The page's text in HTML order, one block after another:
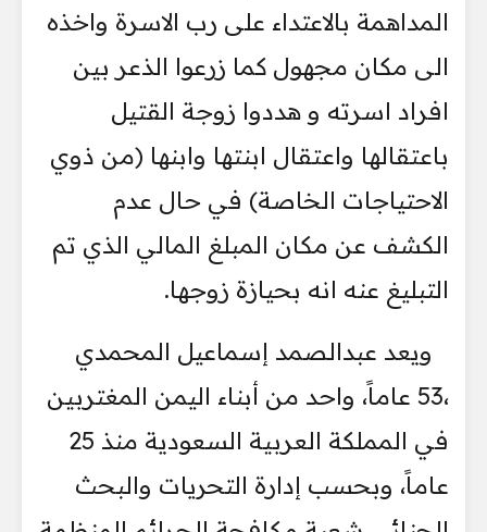
‏المداهمة بالاعتداء على رب الاسرة ‏واخذه
الى مكان مجهول كما زرعوا الذعر بين
‏افراد اسرته و هددوا زوجة القتيل
باعتقالها واعتقال ابنتها ‏وابنها (من ذوي
‏الاحتياجات الخاصة) في حال عدم
الكشف عن مكان المبلغ المالي الذي تم
‏التبليغ عنه ‏انه بحيازة زوجها.‏
ويعد عبدالصمد إسماعيل المحمدي
،‎53‎‏ عاماً، واحد من أبناء اليمن المغتربين
في ‏المملكة العربية السعودية ‏منذ 25
عاماً، وبحسب إدارة التحريات والبحث